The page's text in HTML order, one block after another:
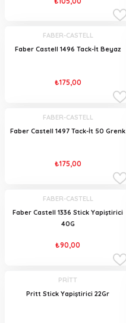
FABER-CASTELL
Faber Castell 1496 Tack-İt Beyaz
₺175,00
FABER-CASTELL
Faber Castell 1497 Tack-İt 50 Grenk
₺175,00
FABER-CASTELL
Faber Castell 1336 Stick Yapiştirici
40G
₺90,00
PRİTT
Pritt Stick Yapiştirici 22Gr